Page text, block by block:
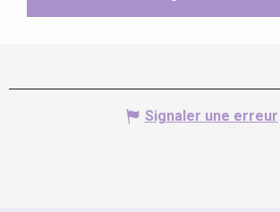
Signaler une erreur